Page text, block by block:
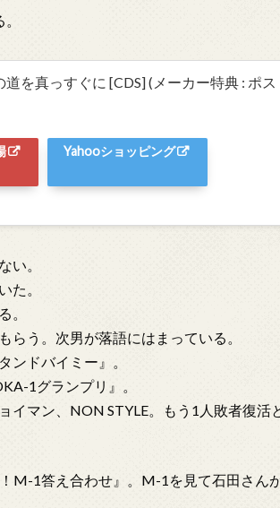
を真っすぐに [CDS] (メーカー特典 : ポス
Yahooショッピング
い。
た。
。
う。次男が落語にはまっている。
ンドバイミー』。
1グランプリ』。
イマン、NON STYLE。もう1人敗者復活
M-1答え合わせ』。M-1を見て石田さん